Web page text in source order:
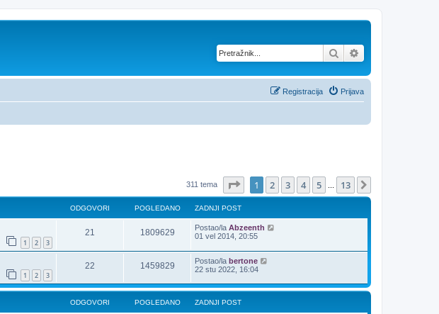
Pretražnik
Prijava
Registracija
311 tema Stranica: 1/ .
1 2 3 4 5 13
ODGOVORI POGLEDANO ZADNJI POST
1 2 3
21 1809629 Postao/la Abzeenth
01 vel 2014, 20:55
1 2 3
22 1459829 Postao/la bertone
22 stu 2022, 16:04
ODGOVORI POGLEDANO ZADNJI POST